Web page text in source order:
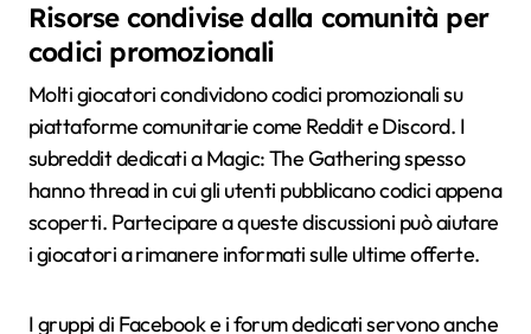
Risorse condivise dalla comunità per
codici promozionali
Molti giocatori condividono codici promozionali su
piattaforme comunitarie come Reddit e Discord. I
subreddit dedicati a Magic: The Gathering spesso
hanno thread in cui gli utenti pubblicano codici appena
scoperti. Partecipare a queste discussioni può aiutare
i giocatori a rimanere informati sulle ultime offerte.
I gruppi di Facebook e i forum dedicati servono anche